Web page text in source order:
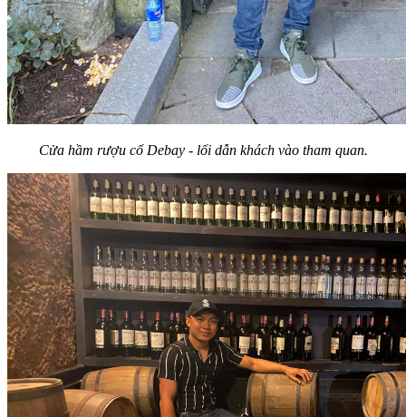
Cửa hầm rượu cổ Debay - lối dẫn khách vào tham quan.